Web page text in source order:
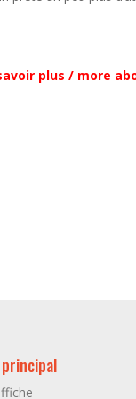
plus / more
principal